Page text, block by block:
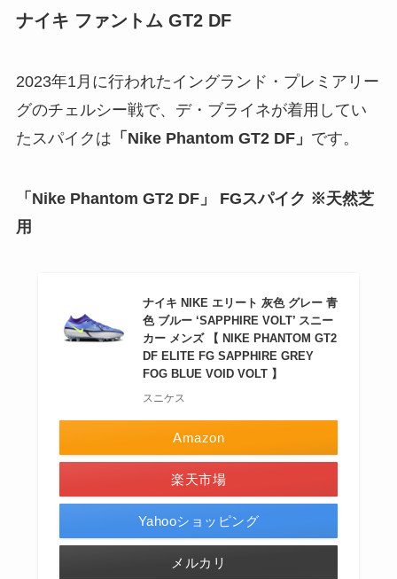
ナイキ ファントム GT2 DF
2023年1月に行われたイングランド・プレミアリー
グのチェルシー戦で、デ・ブライネが着用してい
たスパイクは 「Nike Phantom GT2 DF」 です。
「Nike Phantom GT2 DF」 FGスパイク ※天然芝
用
ナイキ NIKE エリート 灰色 グレー 青
色 ブルー ‘SAPPHIRE VOLT’ スニー
カー メンズ 【 NIKE PHANTOM GT2
DF ELITE FG SAPPHIRE GREY
FOG BLUE VOID VOLT 】
スニケス
Amazon
楽天市場
Yahooショッピング
メルカリ